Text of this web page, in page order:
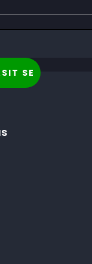
SE